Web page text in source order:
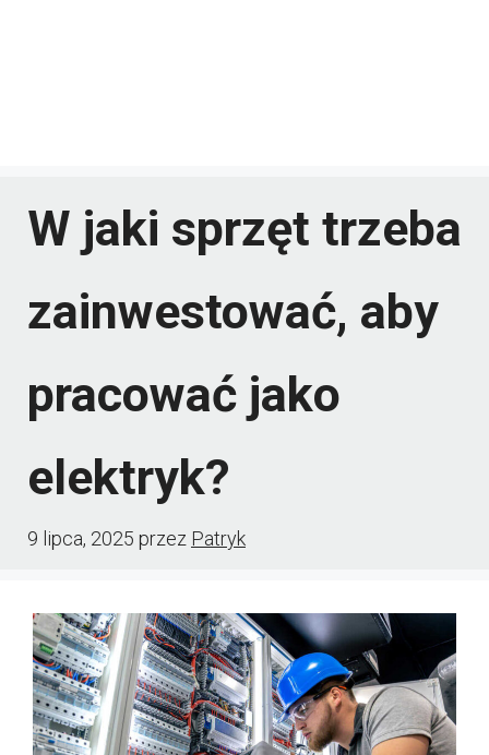
W jaki sprzęt trzeba
zainwestować, aby
pracować jako
elektryk?
9 lipca, 2025 przez Patryk